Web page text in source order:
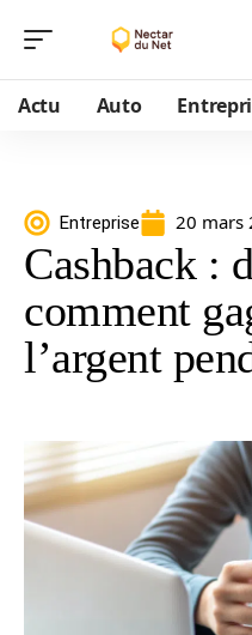
Actu Auto
Entreprise 20 mars
Cashback :
comment
l’argent